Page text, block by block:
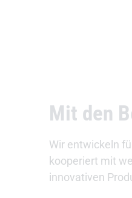
Mit den
Wir entwickeln
kooperiert mit
innovativen